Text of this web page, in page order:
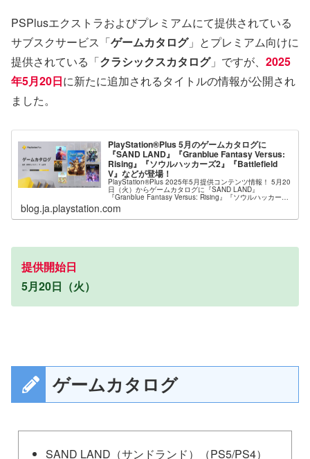
PSPlusエクストラおよびプレミアムにて提供されている
サブスクサービス「ゲームカタログ」とプレミアム向けに
提供されている「クラシックスカタログ」ですが、 2025
年5月20日に新たに追加されるタイトルの情報が公開され
ました。
PlayStation®Plus 5月のゲームカタログに
『SAND LAND』『Granblue Fantasy Versus:
Rising』『ソウルハッカーズ2』『Battlefield
V』などが登場！
PlayStation®Plus 2025年5月提供コンテンツ情報！ 5月20
日（火）からゲームカタログに『SAND LAND』
『Granblue Fantasy Versus: Rising』『ソウルハッカーズ
blog.ja.playstation.com
提供開始日
5月20日（火）
ゲームカタログ
SAND LAND（サンドランド）（PS5/PS4）